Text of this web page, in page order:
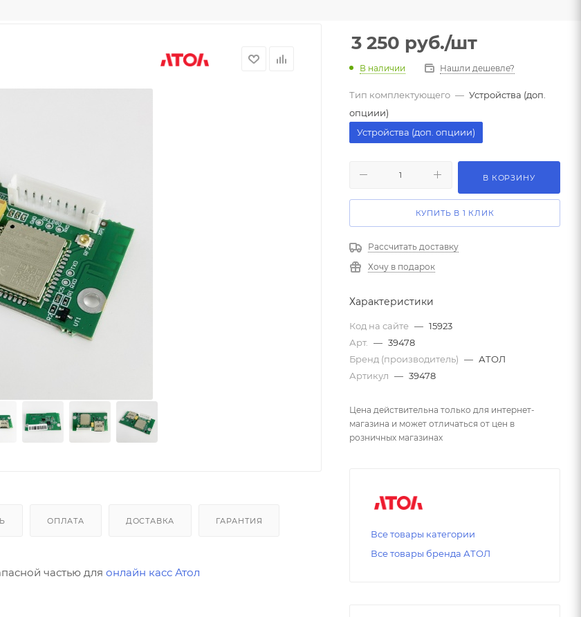
ОПЛАТА ДОСТАВКА ГАРАНТИЯ
частью для онлайн касс Атол
3 250 руб./шт
В наличии Нашли дешевле?
Тип комплектующего — Устройства (доп.
опциии)
Устройства (доп. опциии)
В КОРЗИНУ
КУПИТЬ В 1 КЛИК
Рассчитать доставку
Хочу в подарок
Характеристики
Код на сайте — 15923
Арт.
— 39478
Бренд (производитель) — АТОЛ
Артикул — 39478
Цена действительна только для интернет-
магазина и может отличаться от цен в
розничных магазинах
Все товары категории
Все товары бренда АТОЛ